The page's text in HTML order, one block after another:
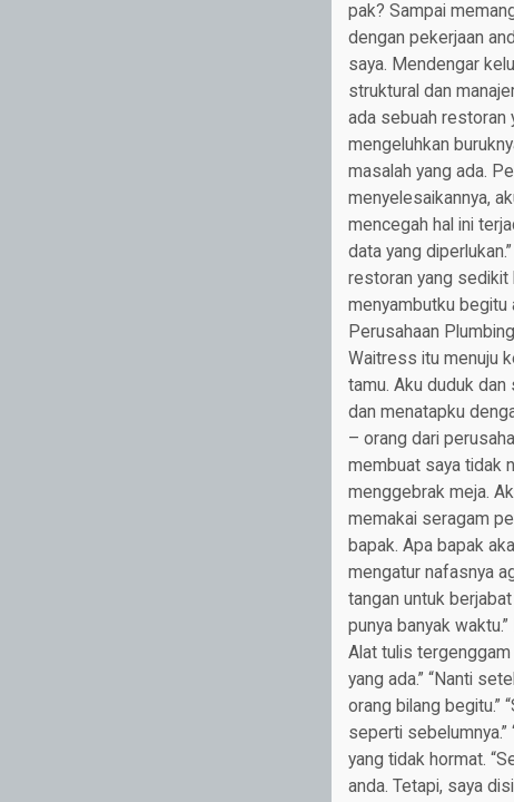
pak? Sampai
dengan pekerjaan
saya. Mendengar
struktural dan
ada sebuah restoran
mengeluhkan
masalah yang ada.
menyelesaikannya,
mencegah hal ini
data yang
restoran yang sedikit
menyambutku begitu
Perusahaan
Waitress itu menuju
tamu. Aku duduk dan
dan menatapku
– orang dari
membuat saya tidak
menggebrak meja.
memakai seragam
bapak. Apa bapak
mengatur nafasnya
tangan untuk
punya banyak
Alat tulis tergenggam
yang ada.” “Nanti
orang bilang begitu.”
seperti
yang tidak hormat.
anda. Tetapi, saya